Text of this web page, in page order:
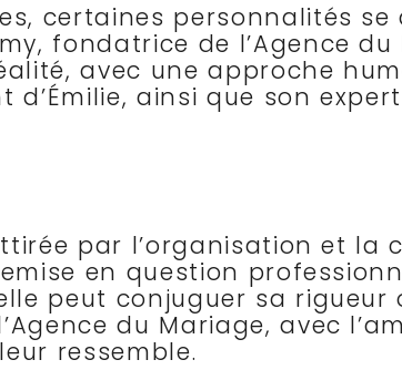
certaines personnalités
fondatrice de l’Agence
avec une approche
ainsi que son
par l’organisation et la
en question
peut conjuguer sa
du Mariage, avec
ressemble.